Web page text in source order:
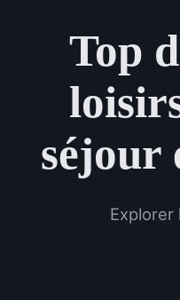
Top
séjour
Explorer